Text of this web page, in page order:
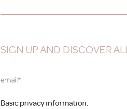
SIGN UP AND DISCOVER
email*
Basic privacy information: